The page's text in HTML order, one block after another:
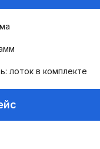
лоток в комплекте